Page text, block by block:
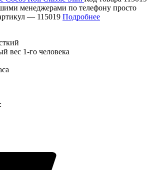
менеджерами по телефону просто
— 115019 Подробнее
вес 1-го человека